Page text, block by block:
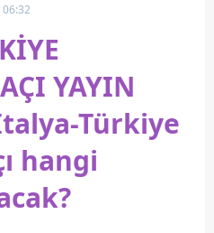
06:32
YAYIN
Türkiye
hangi